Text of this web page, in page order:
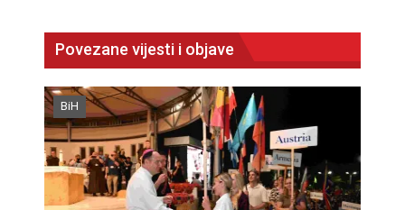
Povezane vijesti i objave
BiH